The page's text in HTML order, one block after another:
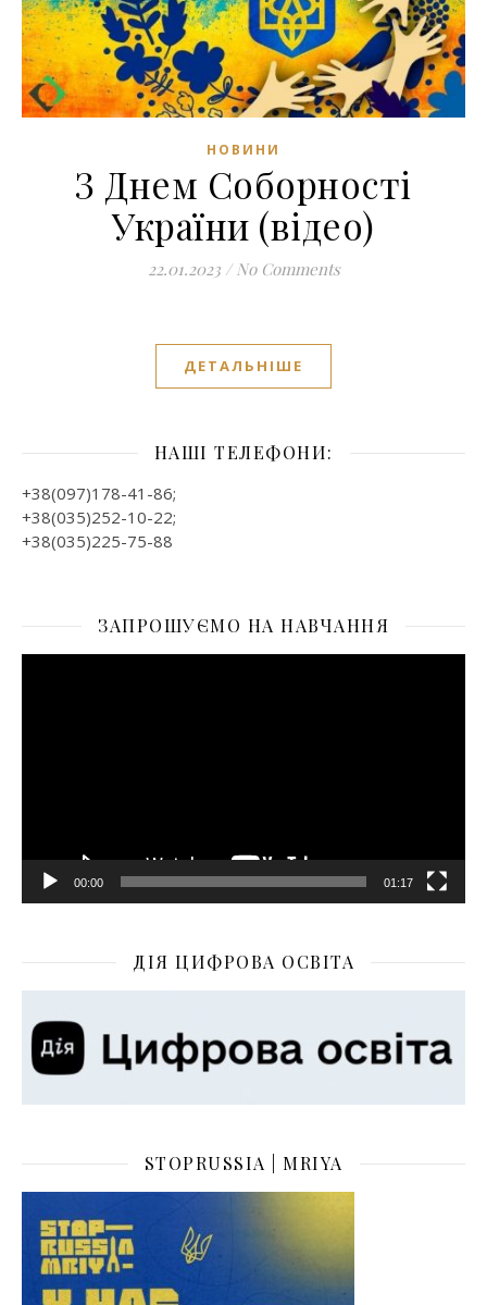
НОВИНИ
З Днем Соборності
України (відео)
22.01.2023 / No Comments
ДЕТАЛЬНІШЕ
НАШІ ТЕЛЕФОНИ:
+38(097)178-41-86;
+38(035)252-10-22;
+38(035)225-75-88
ЗАПРОШУЄМО НА НАВЧАННЯ
Відеопрогравач
00:00 01:17
ДІЯ ЦИФРОВА ОСВІТА
STOPRUSSIA | MRIYA